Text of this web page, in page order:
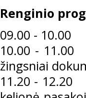
Renginio
09.00 - 10.00
10.00 - 11.00
žingsniai
11.20 - 12.20